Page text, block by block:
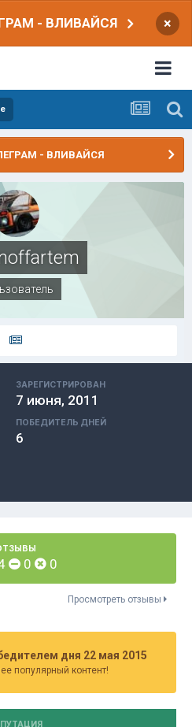
- ВЛИВАЙСЯ ×
- ВЛИВАЙСЯ
ЗАРЕГИСТРИРОВАН
7 июня, 2011
ПОБЕДИТЕЛЬ ДНЕЙ
6
0 0
Просмотреть отзывы
дня 22 мая 2015
популярный контент!